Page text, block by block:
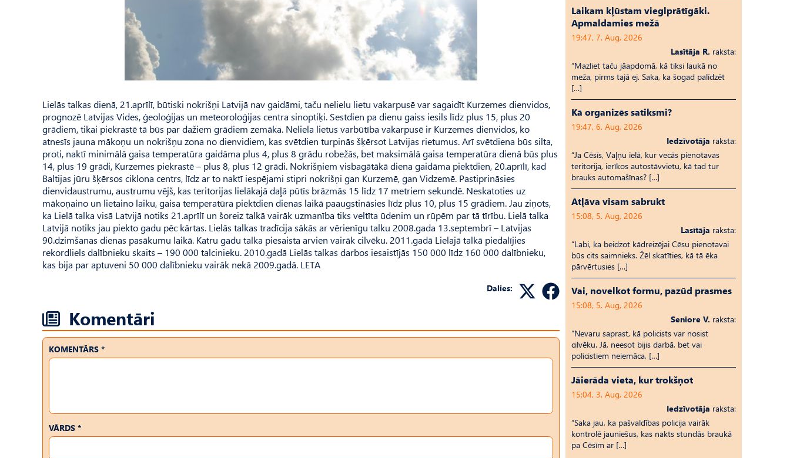
Lielās talkas dienā, 21.aprīlī, būtiski nokrišņi Latvijā nav gaidāmi, taču nelielu lietu vakarpusē var sagaidīt Kurzemes dienvidos,
prognozē Latvijas Vides, ģeoloģijas un meteoroloģijas centra sinoptiķi. Sestdien pa dienu gaiss iesils līdz plus 15, plus 20
grādiem, tikai piekrastē tā būs par dažiem grādiem zemāka. Neliela lietus varbūtība vakarpusē ir Kurzemes dienvidos, ko
atnesīs jauna mākoņu un nokrišņu zona no dienvidiem, kas svētdien turpinās šķērsot Latvijas rietumus. Arī svētdiena būs silta,
proti, naktī minimālā gaisa temperatūra gaidāma plus 4, plus 8 grādu robežās, bet maksimālā gaisa temperatūra dienā būs plus
14, plus 19 grādi, Kurzemes piekrastē – plus 8, plus 12 grādi. Nokrišņiem visbagātākā diena gaidāma piektdien, 20.aprīlī, kad
Baltijas jūru šķērsos ciklona centrs, līdz ar to naktī iespējami stipri nokrišņi gan Kurzemē, gan Vidzemē. Pastiprināsies
dienvidaustrumu, austrumu vējš, kas teritorijas lielākajā daļā pūtīs brāzmās 15 līdz 17 metriem sekundē. Neskatoties uz
mākoņaino un lietaino laiku, gaisa temperatūra piektdien dienas laikā paaugstināsies līdz plus 10, plus 15 grādiem. Jau ziņots,
ka Lielā talka visā Latvijā notiks 21.aprīlī un šoreiz talkā vairāk uzmanība tiks veltīta ūdenim un rūpēm par tā tīrību. Lielā talka
Latvijā notiks jau piekto gadu pēc kārtas. Lielās talkas tradīcija sākās ar vērienīgu talku 2008.gada 13.septembrī – Latvijas
90.dzimšanas dienas pasākumu laikā. Katru gadu talka piesaista arvien vairāk cilvēku. 2011.gadā Lielajā talkā piedalījies
rekordliels dalībnieku skaits – 190 000 talcinieku. 2010.gadā Lielās talkas darbos iesaistījās 150 000 līdz 160 000 dalībnieku,
kas bija par aptuveni 50 000 dalībnieku vairāk nekā 2009.gadā. LETA
Dalies:
Komentāri
KOMENTĀRS *
VĀRDS *
Laikam kļūstam vieglprātīgāki.
Apmaldamies mežā
19:47, 7. Aug, 2026
Lasītāja R. raksta:
“Mazliet taču jāapdomā, kā tiksi laukā no
meža, pirms tajā ej. Saka, ka šogad palīdzēt
[…]
Kā organizēs satiksmi?
19:47, 6. Aug, 2026
Iedzīvotāja raksta:
“Ja Cēsīs, Vaļņu ielā, kur vecās pienotavas
teritorija, ierīkos autostāvvietu, kā tad tur
brauks automašīnas? […]
Atļāva visam sabrukt
15:08, 5. Aug, 2026
Lasītāja raksta:
“Labi, ka beidzot kādreizējai Cēsu pienotavai
būs cits saimnieks. Žēl skatīties, kā tā ēka
pārvērtusies […]
Vai, novelkot formu, pazūd prasmes
15:08, 5. Aug, 2026
Seniore V. raksta:
“Nevaru saprast, kā policists var nosist
cilvēku. Jā, neesot bijis darbā, bet vai
policistiem neiemāca, […]
Jāierāda vieta, kur trokšņot
15:04, 3. Aug, 2026
Iedzīvotāja raksta:
“Saka jau, ka pašvaldības policija vairāk
kontrolē jauniešus, kas nakts stundās braukā
pa Cēsīm ar […]